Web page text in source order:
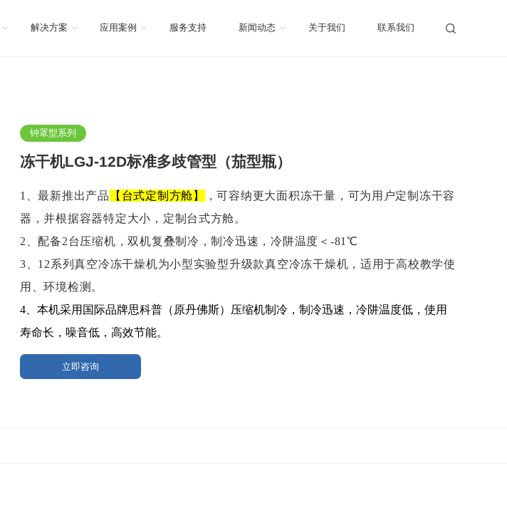
解决方案 应用案例 服务支持 新闻动态 关于我们 联系我们
钟罩型系列
冻干机LGJ-12D标准多歧管型（茄型瓶）
1、最新推出产品 【台式定制方舱】 ，可容纳更大面积冻干量， 可为用户定制冻干容
器，并根据容器特定大小，定制台式方舱。
2、配备2台压缩机，双机复叠制冷，制冷迅速，冷阱温度＜-81℃
3
12系列真空冷冻干燥机为小型实验型升级款真空冷冻干燥机，适用于高校教学使
用、环境检测。
4、 本机采用国际品牌思科普（原丹佛斯）压缩机制冷，制冷迅速，冷阱温度低 ，使用
寿命长，噪音低，高效节能。
5、采用7寸真彩触摸液晶屏控制系统，操作简单方便，且功能强大，作为人机界面，中
文(英文)可转换界面，以曲线和数字形式显示工作时间、冷凝器温度、样品温度、真空
立即咨询